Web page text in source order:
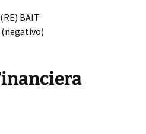
BAIT
(negativo)